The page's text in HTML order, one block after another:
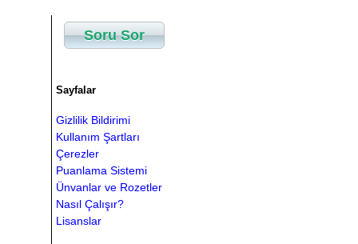
Soru Sor
Sayfalar
Gizlilik Bildirimi
Kullanım Şartları
Çerezler
Puanlama Sistemi
Ünvanlar ve Rozetler
Nasıl Çalışır?
Lisanslar